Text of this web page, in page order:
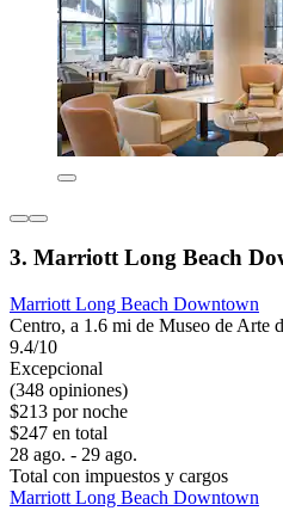
3. Marriott Long Beach
Marriott Long Beach Downtown
Centro, a 1.6 mi de Museo de Arte
9.4/10
Excepcional
(348 opiniones)
$213 por noche
$247 en total
28 ago. - 29 ago.
Total con impuestos y cargos
Marriott Long Beach Downtown